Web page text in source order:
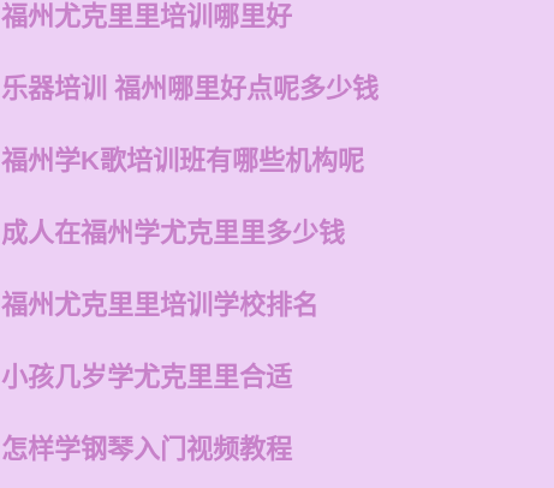
福州尤克里里培训哪里好
乐器培训 福州哪里好点呢多少钱
福州学K歌培训班有哪些机构呢
成人在福州学尤克里里多少钱
福州尤克里里培训学校排名
小孩几岁学尤克里里合适
怎样学钢琴入门视频教程